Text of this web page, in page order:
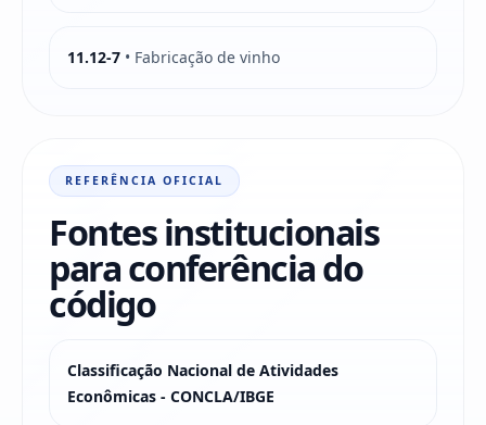
11.12-7 • Fabricação de vinho
REFERÊNCIA OFICIAL
Fontes institucionais
para conferência do
código
Classificação Nacional de Atividades
Econômicas - CONCLA/IBGE